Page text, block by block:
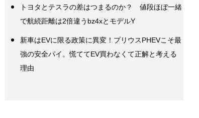
トヨタとテスラの差はつまるのか？ 値段ほぼ一緒
で航続距離は2倍違うbz4xとモデルY
新車はEVに限る政策に異変！プリウスPHEVこそ最
強の安全パイ。慌ててEV買わなくて正解と考える
理由